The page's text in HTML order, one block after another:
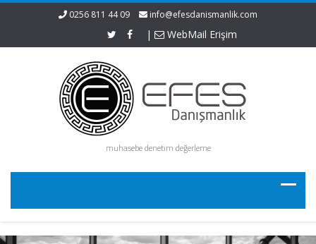
0256 811 44 09 info@efesdanismanlik.com
| WebMail Erişim
muhasebe denetim değerleme